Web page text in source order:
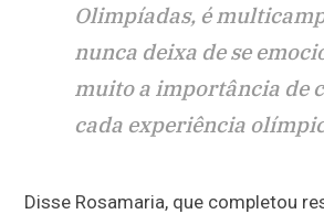
Olimpíadas, é
nunca deixa de se
muito a importância de
cada experiência
Disse Rosamaria, que completou